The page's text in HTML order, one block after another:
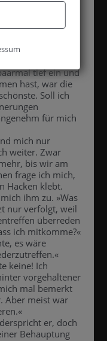
setzt er erneut
weißt doch
tief ein und
hast, war die
Soll ich
für mich
mich nur
weiter. Zwar
bis wir am
frage ich mich,
Hacken klebt.
ihm zu. »Was
nur verfolgt, weil
überreden
ich mitkomme?«
es wäre
keine! Ich
vorgehaltener
mal bemerkt
Aber meist war
er, doch
Behauptung